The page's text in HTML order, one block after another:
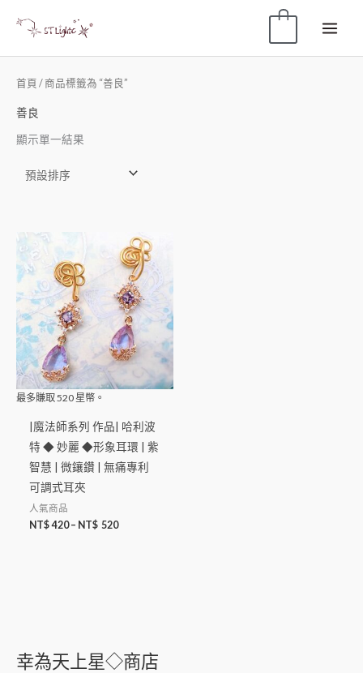
幸為天上星◇商店
首頁 / 商品標籤為 “善良”
善良
顯示單一結果
最多賺取520 星幣。
|魔法師系列 作品| 哈利波
特 ◆ 妙麗 ◆形象耳環 | 紫
智慧 | 微鑲鑽 | 無痛專利
可調式耳夾
人氣商品
NT$ 420– NT$ 520